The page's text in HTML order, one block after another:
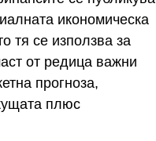
икономическа
тя се използва за
от редица важни
прогноза,
плюс